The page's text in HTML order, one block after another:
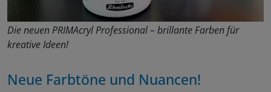
Die neuen PRIMAcryl Professional – brillante Farben für
kreative Ideen!
Neue Farbtöne und Nuancen!